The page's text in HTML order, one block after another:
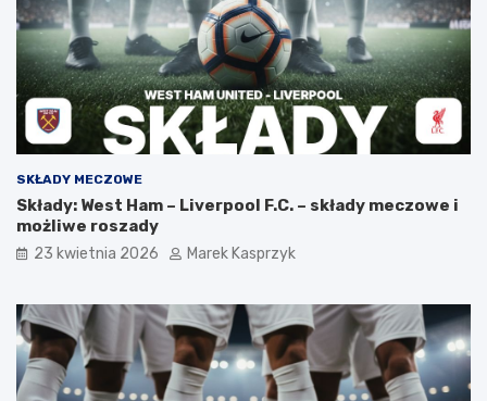
SKŁADY MECZOWE
Składy: West Ham – Liverpool F.C. – składy meczowe i
możliwe roszady
23 kwietnia 2026 Marek Kasprzyk